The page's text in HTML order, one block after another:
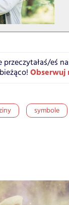
przeczytałaś/eś
Obserwuj
symbole